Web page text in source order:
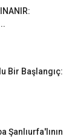
Bir Başlangıç:
Şanlıurfa'lının